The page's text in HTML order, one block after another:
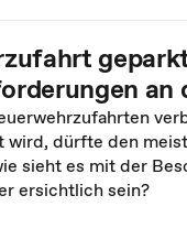
an
wird, dürfte den
sieht es mit der
ersichtlich sein?